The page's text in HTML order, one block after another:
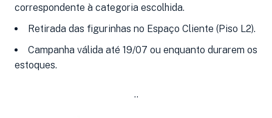
correspondente à categoria escolhida.
Retirada das figurinhas no Espaço Cliente (Piso L2).
Campanha válida até 19/07 ou enquanto durarem os
estoques.
..